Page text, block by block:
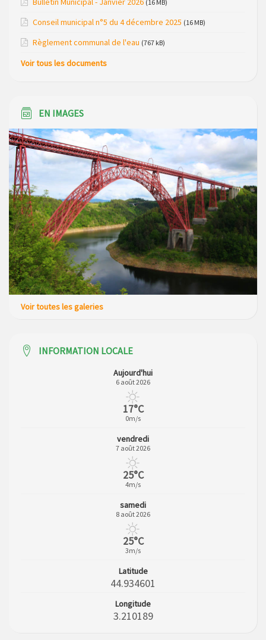
Loubaresse le vendredi 20 mars 2026
2026
(16 MB)
Conseil municipal n°5 du 4 décembre 2025 (16 MB)
Règlement communal de l'eau (767 kB)
Voir tous les documents
EN IMAGES
Voir toutes les galeries
INFORMATION LOCALE
Aujourd'hui
6 août 2026
17°C
0m/s
vendredi
7 août 2026
25°C
4m/s
samedi
8 août 2026
25°C
3m/s
Latitude
44.934601
Longitude
3.210189